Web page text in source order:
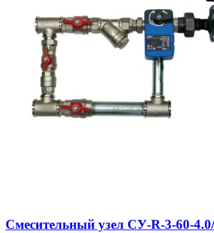
Смесительный узел СУ-R-3-60-